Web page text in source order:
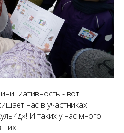
- вот
нас в участниках
И таких у нас много.
них.